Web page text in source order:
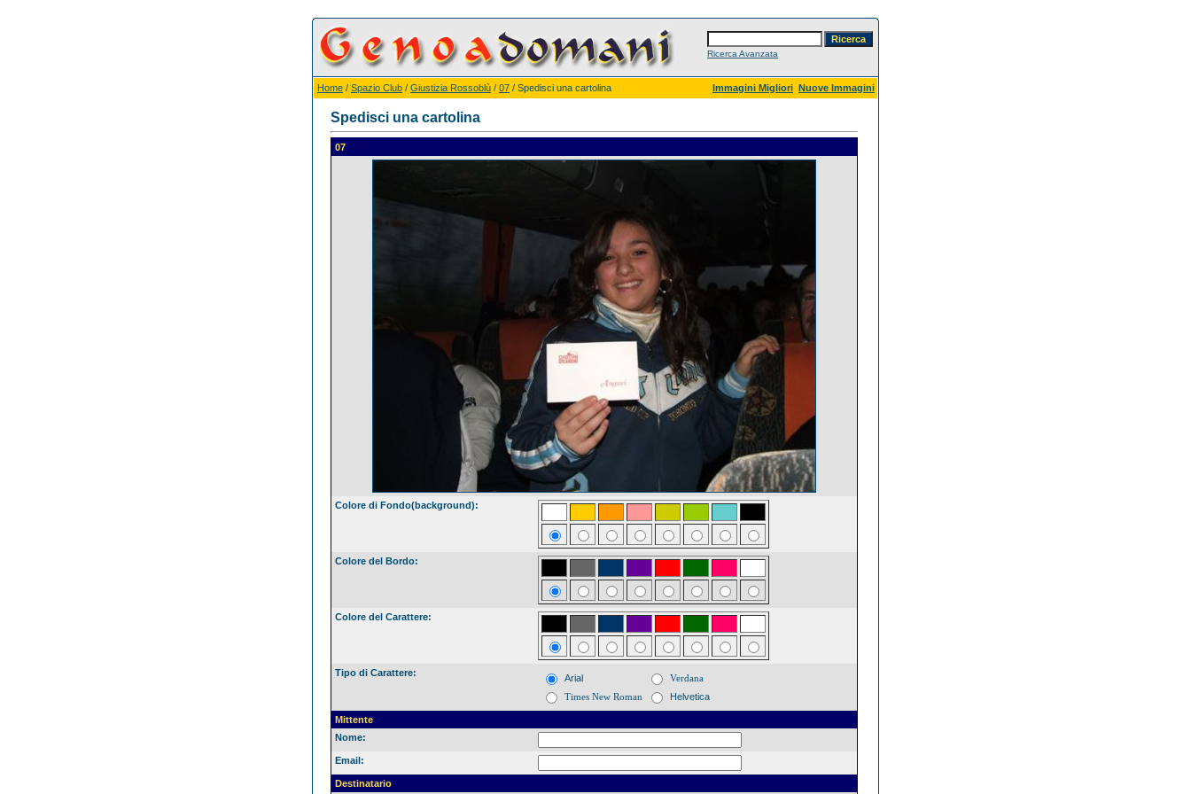
Ricerca Avanzata
Home / Spazio Club / Giustizia Rossoblù / 07 / Spedisci una cartolina Immagini Migliori Nuove Immagini
Spedisci una cartolina
07
Colore di Fondo(background):
Colore del Bordo:
Colore del Carattere:
Tipo di Carattere: Arial
Verdana
Times New Roman
Helvetica
Mittente
Nome:
Email:
Destinatario